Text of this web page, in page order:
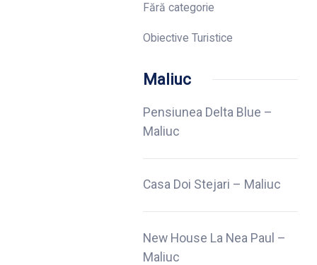
Fără categorie
Obiective Turistice
Maliuc
Pensiunea Delta Blue –
Maliuc
Casa Doi Stejari – Maliuc
New House La Nea Paul –
Maliuc